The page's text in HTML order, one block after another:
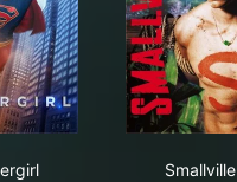
Smallville